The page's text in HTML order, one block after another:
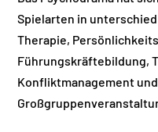
Spielarten in
Therapie,
Führungskräftebildung,
Konfliktmanagement